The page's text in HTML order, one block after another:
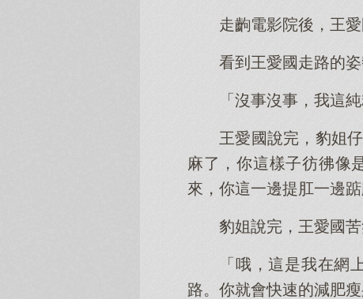
走齣電影院後，王
看到王愛國走路的
「沒事沒事，我這
王愛國說完，豹姐
麻了，你這樣子彷彿像
來，你這一邊提肛一邊
豹姐說完，王愛國
「哦，這是我在網
路。你就會快速的減肥